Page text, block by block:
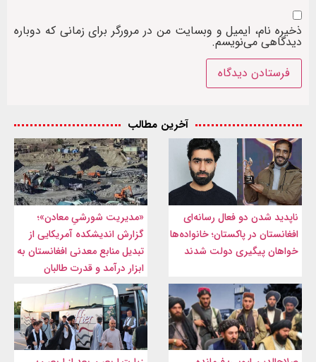
ذخیره نام، ایمیل و وبسایت من در مرورگر برای زمانی که دوباره
دیدگاهی می‌نویسم.
آخرین مطالب
ناپدید شدن دو فعال رسانه‌ای
افغانستان در پاکستان؛ خانواده‌ها
خواهان پیگیری دولت شدند
«مدیریت شورشیِ معادن»؛
گزارش اندیشکده آمریکایی از
تبدیل منابع معدنی افغانستان به
ابزار درآمد و قدرت طالبان